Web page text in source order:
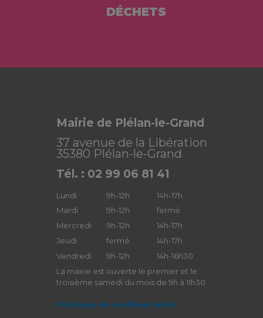
DÉCHETS
Mairie de Plélan-le-Grand
37 avenue de la Libération
35380 Plélan-le-Grand
Tél. : 02 99 06 81 41
Lundi 9h-12h
14h-17h
Mardi
9h-12h
fermé
Mercredi
9h-12h
14h-17h
Jeudi
fermé
14h-17h
Vendredi
9h-12h
14h-16h30
La mairie est ouverte le premier et le
troisième samedi du mois de 9h à 11h30
Politique de confidentialité